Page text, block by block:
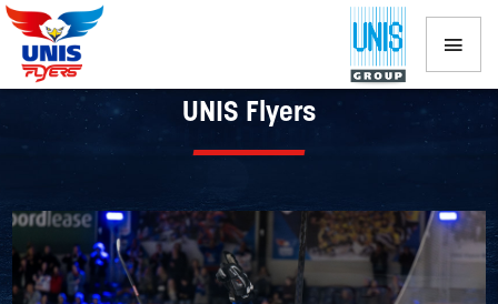
Weekend met wisselend succes voor
UNIS Flyers